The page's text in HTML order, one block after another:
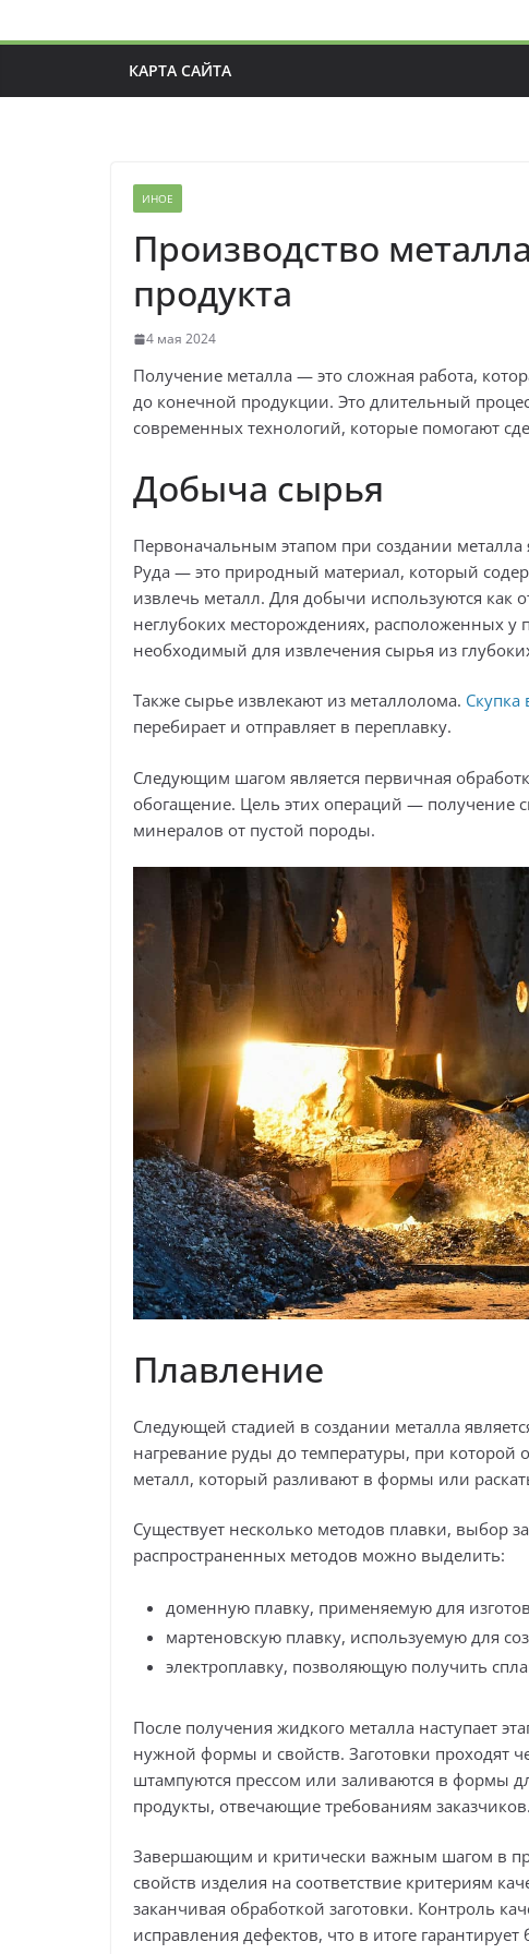
КАРТА САЙТА
ИНОЕ
Производство
продукта
4 мая 2024
Получение металла — это сложная работа,
до конечной продукции. Это длительный
современных технологий, которые помогают
Добыча сырья
Первоначальным этапом при создании
Руда — это природный материал, который
извлечь металл. Для добычи используются как
неглубоких месторождениях, расположенных
необходимый для извлечения сырья из
Также сырье извлекают из металлолома. Скупка
перебирает и отправляет в переплавку.
Следующим шагом является первичная
обогащение. Цель этих операций —
минералов от пустой породы.
Плавление
Следующей стадией в создании металла
нагревание руды до температуры, при
металл, который разливают в формы или
Существует несколько методов плавки, выбор
распространенных методов можно выделить:
доменную плавку, применяемую для
мартеновскую плавку, используемую для
электроплавку, позволяющую получить
После получения жидкого металла наступает
нужной формы и свойств. Заготовки проходят
штампуются прессом или заливаются в формы
продукты, отвечающие требованиям заказчиков.
Завершающим и критически важным шагом в
свойств изделия на соответствие критериям
заканчивая обработкой заготовки. Контроль
исправления дефектов, что в итоге